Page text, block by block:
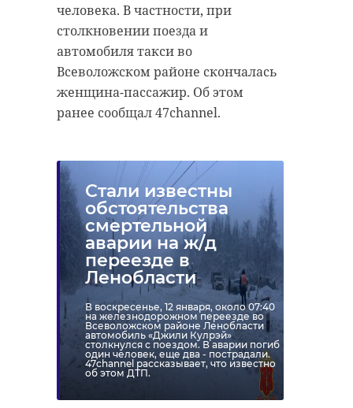
человека. В частности, при
столкновении поезда и
автомобиля такси во
Всеволожском районе скончалась
женщина-пассажир. Об этом
ранее сообщал 47channel.
Стали известны
обстоятельства
смертельной
аварии на ж/д
переезде в
Ленобласти
В воскресенье, 12 января, около 07:40
на железнодорожном переезде во
Всеволожском районе Ленобласти
автомобиль «Джили Кулрэй»
столкнулся с поездом. В аварии погиб
один человек, еще два - пострадали.
47channel рассказывает, что известно
об этом ДТП.